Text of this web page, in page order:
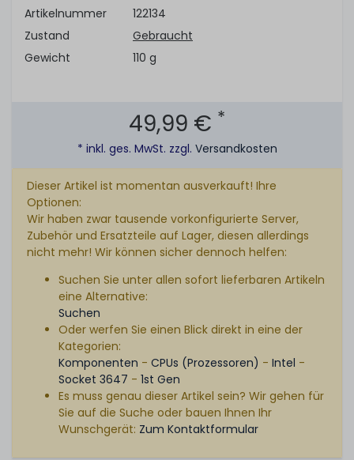
Artikelnummer
122134
Zustand
Gebraucht
Gewicht
110 g
49,99 € *
* inkl. ges. MwSt. zzgl. Versandkosten
Dieser Artikel ist momentan ausverkauft! Ihre
Optionen:
Wir haben zwar tausende vorkonfigurierte Server,
Zubehör und Ersatzteile auf Lager, diesen allerdings
nicht mehr! Wir können sicher dennoch helfen:
Suchen Sie unter allen sofort lieferbaren Artikeln
eine Alternative:
Suchen
Oder werfen Sie einen Blick direkt in eine der
Kategorien:
Komponenten - CPUs (Prozessoren) - Intel -
Socket 3647 - 1st Gen
Es muss genau dieser Artikel sein? Wir gehen für
Sie auf die Suche oder bauen Ihnen Ihr
Wunschgerät: Zum Kontaktformular